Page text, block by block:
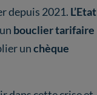
depuis 2021. L’Etat
bouclier tarifaire
unchèque